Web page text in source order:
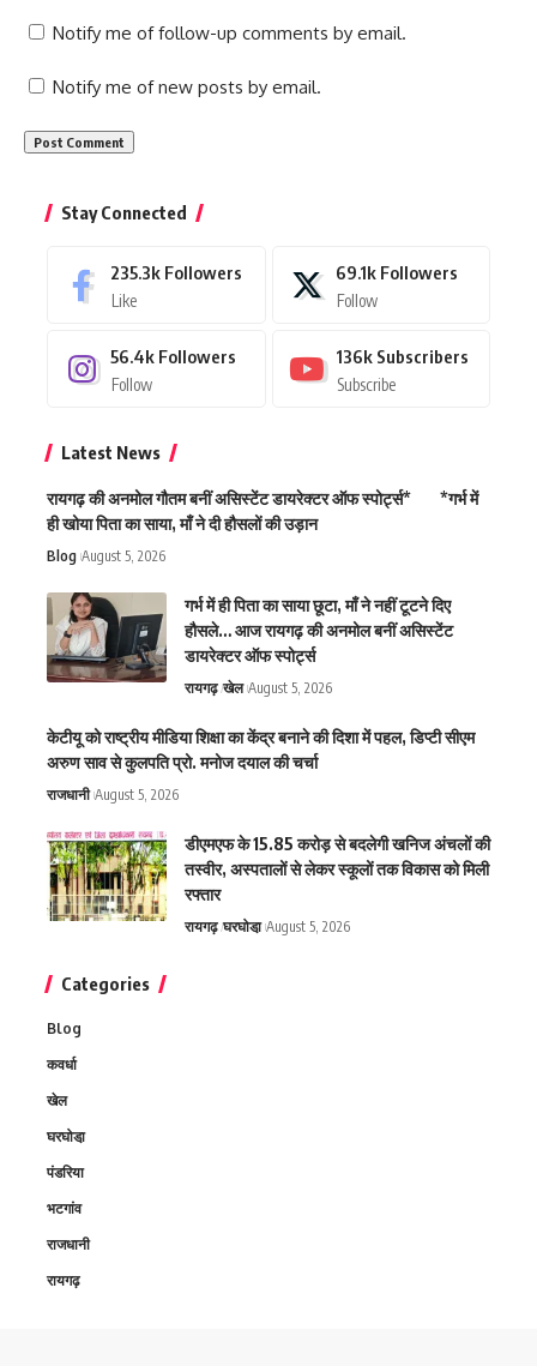
Notify me of follow-up comments by email.
Notify me of new posts by email.
Stay Connected
235.3k Followers
Like
69.1k Followers
Follow
56.4k Followers
Follow
136k Subscribers
Subscribe
Latest News
रायगढ़ की अनमोल गौतम बनीं असिस्टेंट डायरेक्टर ऑफ स्पोर्ट्स* *गर्भ में
ही खोया पिता का साया, माँ ने दी हौसलों की उड़ान
Blog August 5, 2026
गर्भ में ही पिता का साया छूटा, माँ ने नहीं टूटने दिए
हौसले… आज रायगढ़ की अनमोल बनीं असिस्टेंट
डायरेक्टर ऑफ स्पोर्ट्स
रायगढ़ खेल August 5, 2026
केटीयू को राष्ट्रीय मीडिया शिक्षा का केंद्र बनाने की दिशा में पहल, डिप्टी सीएम
अरुण साव से कुलपति प्रो. मनोज दयाल की चर्चा
राजधानी August 5, 2026
डीएमएफ के 15.85 करोड़ से बदलेगी खनिज अंचलों की
तस्वीर, अस्पतालों से लेकर स्कूलों तक विकास को मिली
रफ्तार
रायगढ़ घरघोडा़ August 5, 2026
Categories
Blog
कवर्धा
खेल
घरघोडा़
पंडरिया
भटगांव
राजधानी
रायगढ़